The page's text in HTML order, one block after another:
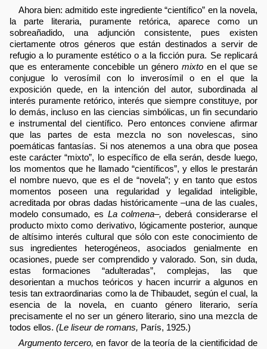
Ahora bien: admitido este ingrediente “científico” en la novela,
la parte literaria, puramente retórica, aparece como un
sobreañadido, una adjunción consistente, pues existen
ciertamente otros géneros que están destinados a servir de
refugio a lo puramente estético o a la ficción pura. Se replicará
que es enteramente concebible un género mixtoen el que se
conjugue lo verosímil con lo inverosímil o en el que la
exposición quede, en la intención del autor, subordinada al
interés puramente retórico, interés que siempre constituye, por
lo demás, incluso en las ciencias simbólicas, un fin secundario
e instrumental del científico. Pero entonces conviene afirmar
que las partes de esta mezcla no son novelescas, sino
poemáticas fantasías. Si nos atenemos a una obra que posea
este carácter “mixto”, lo específico de ella serán, desde luego,
los momentos que he llamado “científicos”, y ellos le prestarán
el nombre nuevo, que es el de “novela”; y en tanto que estos
momentos poseen una regularidad y legalidad inteligible,
acreditada por obras dadas históricamente –una de las cuales,
modelo consumado, es La colmena–, deberá considerarse el
producto mixto como derivativo, lógicamente posterior, aunque
de altísimo interés cultural que sólo con este conocimiento de
sus ingredientes heterogéneos, asociados genialmente en
ocasiones, puede ser comprendido y valorado. Son, sin duda,
estas formaciones “adulteradas”, complejas, las que
desorientan a muchos teóricos y hacen incurrir a algunos en
tesis tan extraordinarias como la de Thibaudet, según el cual, la
esencia de la novela, en cuanto género literario, sería
precisamente el no ser un género literario, sino una mezcla de
todos ellos. (Le liseur de romans, París, 1925.)
Argumento tercero, en favor de la teoría de la cientificidad de